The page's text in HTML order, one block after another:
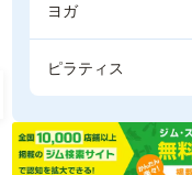
ヨガ
ピラティス